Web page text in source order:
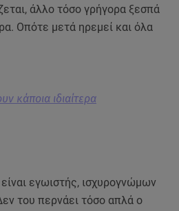
άλλο τόσο γρήγορα ξεσπά
Οπότε μετά ηρεμεί και όλα
κάποια ιδιαίτερα
εγωιστής, ισχυρογνώμων
του περνάει τόσο απλά ο